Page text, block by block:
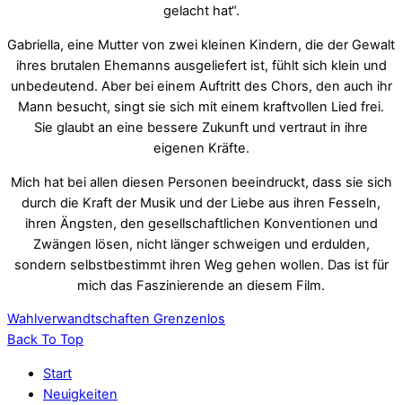
gelacht hat“.
Gabriella, eine Mutter von zwei kleinen Kindern, die der Gewalt
ihres brutalen Ehemanns ausgeliefert ist, fühlt sich klein und
unbedeutend. Aber bei einem Auftritt des Chors, den auch ihr
Mann besucht, singt sie sich mit einem kraftvollen Lied frei.
Sie glaubt an eine bessere Zukunft und vertraut in ihre
eigenen Kräfte.
Mich hat bei allen diesen Personen beeindruckt, dass sie sich
durch die Kraft der Musik und der Liebe aus ihren Fesseln,
ihren Ängsten, den gesellschaftlichen Konventionen und
Zwängen lösen, nicht länger schweigen und erdulden,
sondern selbstbestimmt ihren Weg gehen wollen. Das ist für
mich das Faszinierende an diesem Film.
Wahlverwandtschaften Grenzenlos
Back To Top
Start
Neuigkeiten